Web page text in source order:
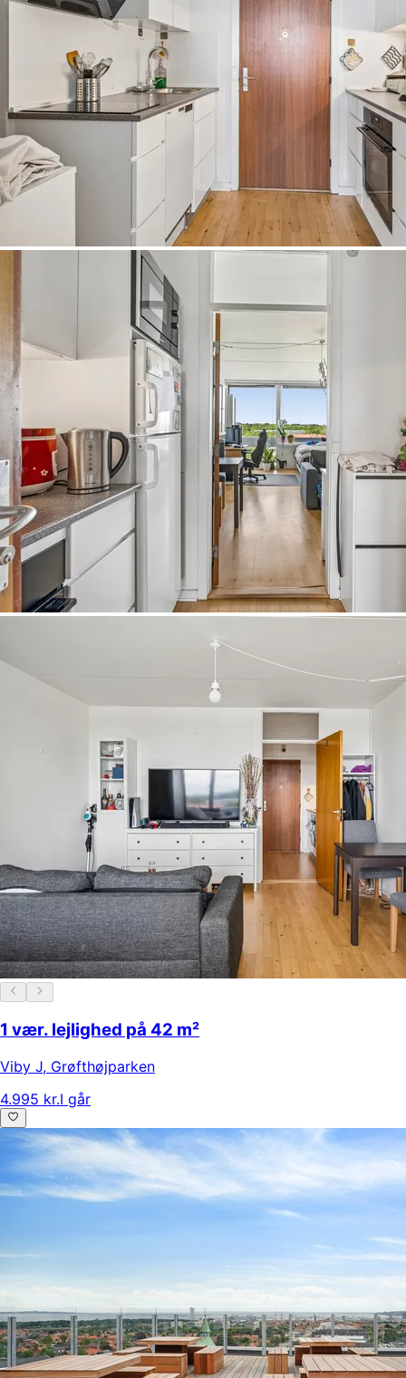
1 vær. lejlighed på 42 m²
Viby J, Grøfthøjparken
4.995 kr.I går